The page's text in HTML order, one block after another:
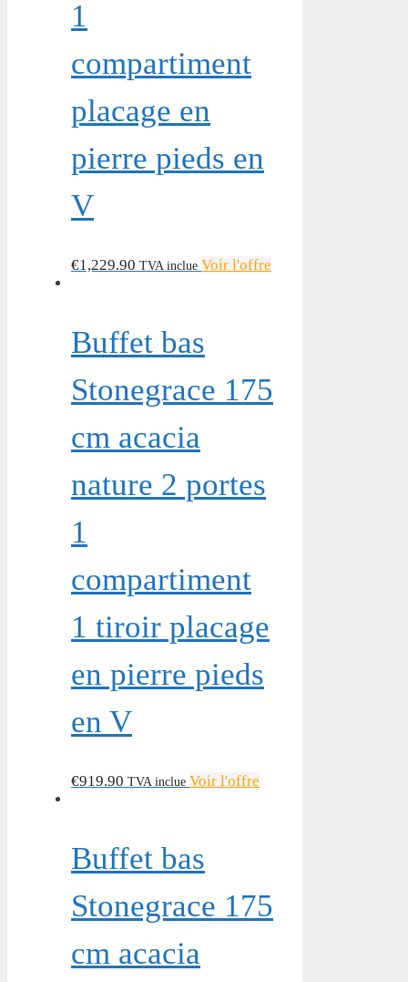
1
compartiment
placage en
pierre pieds en
V
€1,229.90 TVA inclue Voir l'offre
Buffet bas
Stonegrace 175
cm acacia
nature 2 portes
1
compartiment
1 tiroir placage
en pierre pieds
en V
€919.90 TVA inclue Voir l'offre
Buffet bas
Stonegrace 175
cm acacia